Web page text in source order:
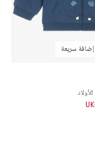
إضافة سريعة